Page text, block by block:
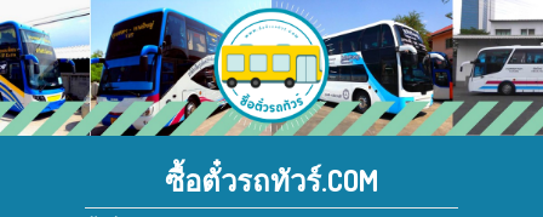
ซื้อตั๋วรถทัวร์.COM